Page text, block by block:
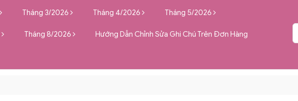
Tháng 3/2026 Tháng 4/2026 Tháng 5/2026
Tháng 8/2026 Hướng Dẫn Chỉnh Sửa Ghi Chú Trên Đơn Hàng